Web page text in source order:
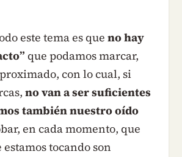
este tema es que no hay
que podamos marcar,
con lo cual, si
no van a ser suficientes
también nuestro oído
en cada momento, que
estamos tocando son